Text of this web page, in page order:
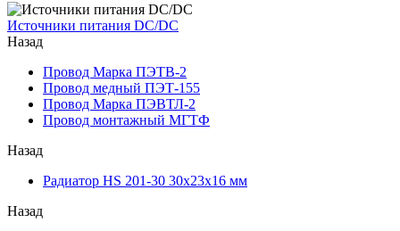
Источники питания DC/DC
Назад
Провод Марка ПЭТВ-2
Провод медный ПЭТ-155
Провод Марка ПЭВТЛ-2
Провод монтажный МГТФ
Назад
Радиатор HS 201-30 30х23х16 мм
Назад